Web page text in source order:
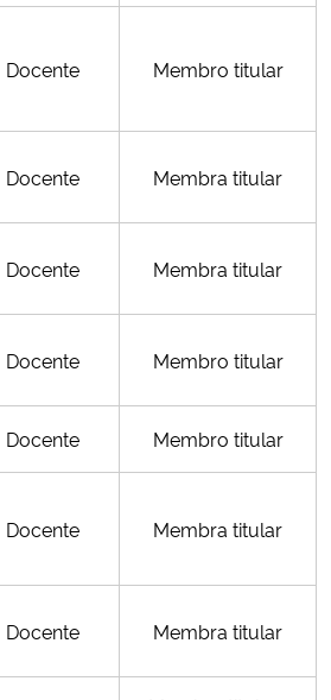
Docente Membro titular
Docente Membra titular
Docente Membra titular
Docente Membro titular
Docente Membro titular
Docente Membra titular
Docente Membra titular